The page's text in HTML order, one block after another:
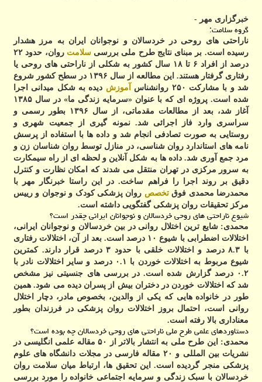
خبرگزاری مهر -
گروه سلامت:
ناراحتی های روحی در خردسالان و نوجوانان ایران به مرز هشدار
رسیده است. بر مبنای نتایج طرح ملی بررسیسلامت
روان، حدود ۲۲
درصد از افراد ۶ تا ۱۸ سال کشور به شکلی از ناراحتی های روحی یا
رفتاری گرفتار هستند. این مطالعه از سال ۱۳۹۶ در سطح کشور شروع
شد و با مشارکت ۲۵۰ روانشناس
آموزش دیده به شکل میدانی اجرا
شده است. پروژه ای که با عنوان «سرمایه زندگی ما» در سال ۱۳۸۵
آغاز شد، بعد از مطالعات مقدماتی، از سال ۱۳۹۶ بطور رسمی و
سراسری وارد فاز اجرائی شد. نمونه گیری از جمعیت شهری و
روستایی به صورت تصادفی انجام شد و داده ها با استفاده از پرسش
نامه های استاندارد روان شناسی، در منازل توسط روان شناسان زن و
مرد جمع آوری شد. داده ها به شکل آنلاین و لحظه ای از راه سیمکارت
به سرور مرکزی در تهران منتقل می شدند که امکان نظارت و کنترل
دقیق بر روند اجرا را فراهم ساخت. در این راستا خبرنگار مهر با
محمدرضا محمدی فوقتخصص روان پزشکی کودک و نوجوان و رییس
مرکز تحقیقات روان پزشکی گفتگویی داشته است.
شیوع ناراحتی های روحی خردسالان و نوجوانان ایرانی چقدر است؟
محمدی:شایع ترین اختلال روانی در بین خردسالان و نوجوانان ایرانی،
اختلالات اضطرابی با شیوع ۱۰ درصد است. بعد از آن، اختلالات رفتاری
با ۸.۳ درصد و اختلالات خلقی با حدود ۳ درصد قرار دارند. کمترین
شیوع مربوط به اختلالات خوردن با ۰.۱ درصد و سایر اختلالات نادر با
۰.۲ درصد گزارش شده است. در بررسی های جنسیتی نیز مشخص
شد که اختلالات خوردن در دختران بیش از پسران دیده می شود. همین
طور در خانواده هایی که یکی از والدین، بخصوص مادر، دچار اختلال
روانی است، احتمال بروز اختلالات روان پزشکی در فرزندان بطور
معناداری بالا رفته است.
دستاوردهای علمی طرح ملی ناراحتی های روحی خردسالان چه بوده است؟
محمدی:
این طرح ملی به انتشار بالاتر از ۵۰ مقاله علمی انگلیسی در
نشریات بین المللی و ۲۰ مقاله فارسی در مجلات دانشگاه های علوم
پزشکی منجر گردیده است. این تحقیق ها، ارتباط میان سلامت روان
خردسالان با سبک زندگی و سرمایه اجتماعی خانواده را مورد بررسی